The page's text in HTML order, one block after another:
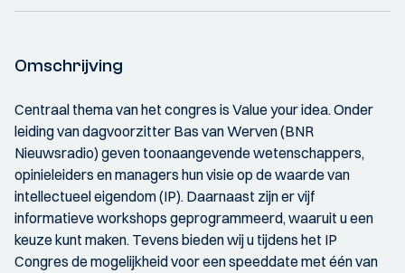
Omschrijving
Centraal thema van het congres is Value your idea. Onder
leiding van dagvoorzitter Bas van Werven (BNR
Nieuwsradio) geven toonaangevende wetenschappers,
opinieleiders en managers hun visie op de waarde van
intellectueel eigendom (IP). Daarnaast zijn er vijf
informatieve workshops geprogrammeerd, waaruit u een
keuze kunt maken. Tevens bieden wij u tijdens het IP
Congres de mogelijkheid voor een speeddate met één van